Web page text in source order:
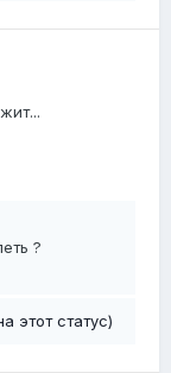
?
этот статус)